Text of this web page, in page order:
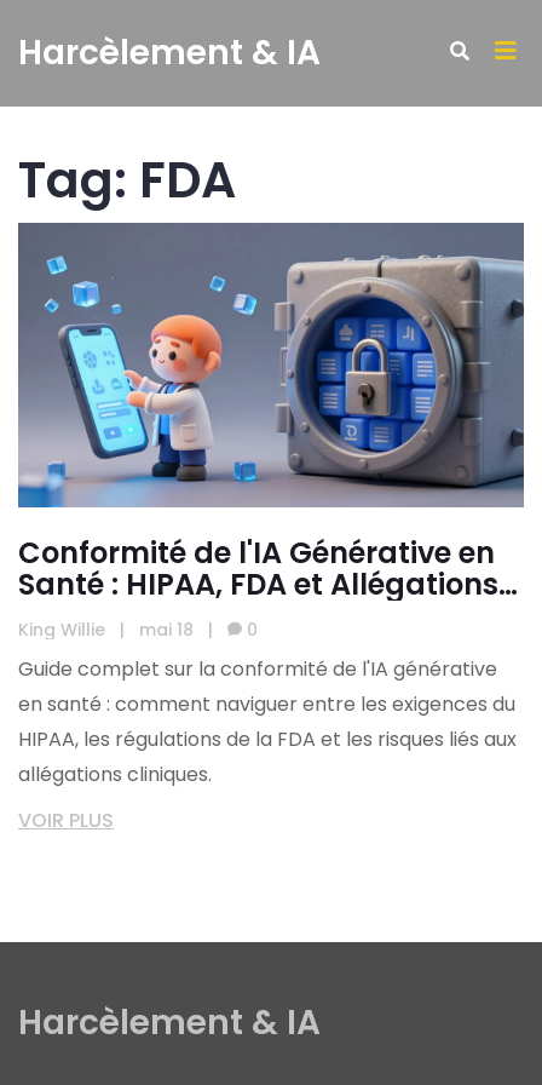
Harcèlement & IA
Tag: FDA
Conformité de l'IA Générative en
Santé : HIPAA, FDA et Allégations
Cliniques
King Willie | mai 18 | 0
Guide complet sur la conformité de l'IA générative
en santé : comment naviguer entre les exigences du
HIPAA, les régulations de la FDA et les risques liés aux
allégations cliniques.
VOIR PLUS
Harcèlement & IA